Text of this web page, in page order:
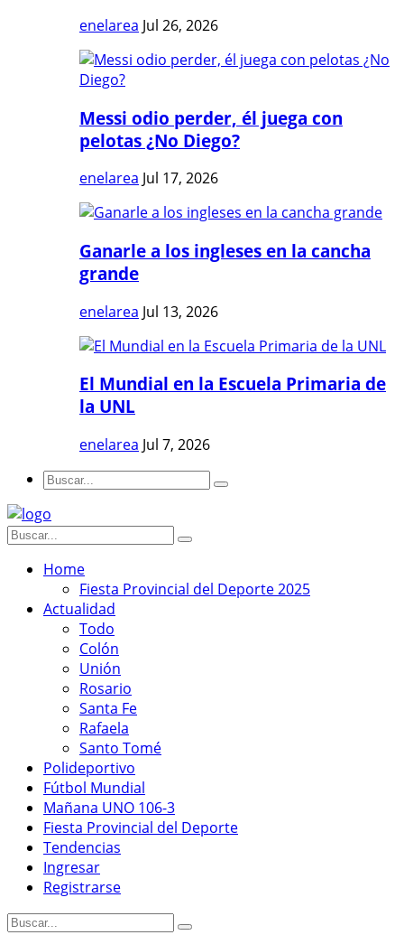
enelarea Jul 26, 2026
Messi odio perder, él juega con
pelotas ¿No Diego?
enelarea Jul 17, 2026
Ganarle a los ingleses en la cancha
grande
enelarea Jul 13, 2026
El Mundial en la Escuela Primaria de
la UNL
enelarea Jul 7, 2026
Home
Fiesta Provincial del Deporte 2025
Actualidad
Todo
Colón
Unión
Rosario
Santa Fe
Rafaela
Santo Tomé
Polideportivo
Fútbol Mundial
Mañana UNO 106-3
Fiesta Provincial del Deporte
Tendencias
Ingresar
Registrarse